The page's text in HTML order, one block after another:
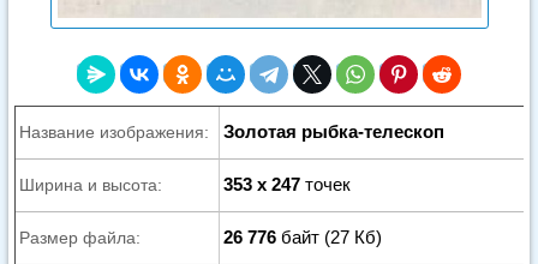
Название изображения: Золотая рыбка-телескоп
Ширина и высота: 353 x 247 точек
Размер файла: 26 776 байт (27 Кб)